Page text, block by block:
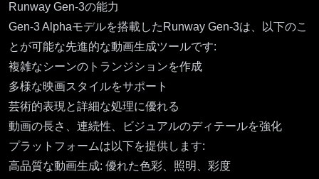
Runway Gen-3の能力
Gen-3 Alphaモデルを搭載したRunway Gen-3は、以下のこ
とが可能な先進的な動画生成ツールです:
複雑なシーンのトランジションを作成
多様な映画スタイルをサポート
芸術的表現と詳細な処理に優れる
動画の長さ、連続性、ビジュアルのディテールを強化
プラットフォームは以下を提供します:
高品質な動画生成: 優れた色彩、照明、彩度